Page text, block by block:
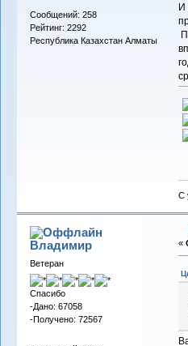
Сообщений: 258
Рейтинг: 2292
Республика Казахстан Алматы
И
С
Владимиp
Ветеран
Спасибо
-Дано: 67058
-Получено: 72567
«